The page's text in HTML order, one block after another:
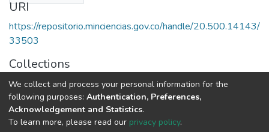
URI
https://repositorio.minciencias.gov.co/handle/20.500.14143/
33503
Collections
1.1.2. Informes Finales
Full item page
We collect and process your personal information for the
following purposes: Authentication, Preferences,
Acknowledgement and Statistics.
To learn more, please read our privacy policy.